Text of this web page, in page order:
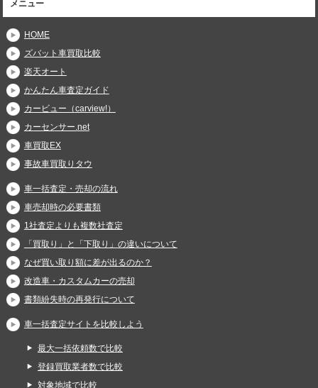
メニュー
HOME
ズバット車買取比較
楽天オート
かんたん車査定ガイド
カービュー（carview!）
カーセンサー.net
車買取EX
事故車買取りタウ
車一括査定・売却の流れ
車売却時の必要書類
1社査定よりも複数社査定
「買取り」と「下取り」の違いについて
なぜ買い取り額に差が出るのか？
改造車・カスタムカーの売却
書類紛失時の再発行について
車一括査定サイトを比較しよう
最大一括依頼数で比較
登録買取業者数で比較
対象地域で比較